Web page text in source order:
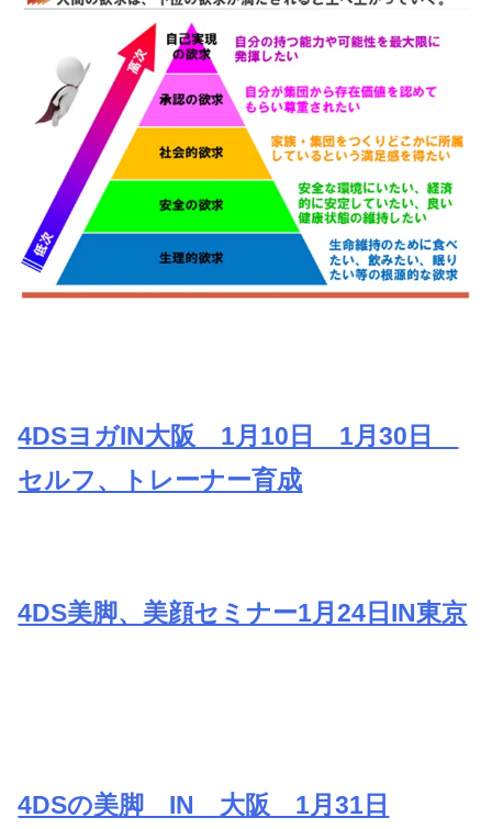
4DSヨガIN大阪 1月10日 1月30日
セルフ、トレーナー育成
4DS美脚、美顔セミナー1月24日IN東京
4DSの美脚 IN 大阪 1月31日